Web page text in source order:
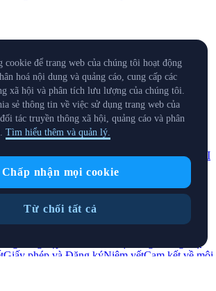
DeFiPayPrimeNFT
dịchThanh toán dành cho Người
Cổng thông tin VIPDự đoán
Cronos zkEVMSDK PaySDK Tác nhân AI
thị trườngTìm hiểuCông cụ chuyển đổi
Tiện ích giáCông cụ Telegram
Giấy phép và Đăng kýNiêm yếtCam kết về môi
cookie để trang web của chúng tôi hoạt động
hoá nội dung và quảng cáo, cung cấp các
xã hội và phân tích lưu lượng của chúng tôi.
sẻ thông tin về việc sử dụng trang web của
tác truyền thông xã hội, quảng cáo và phân
Tìm hiểu thêm và quản lý.
Chấp nhận mọi cookie
Từ chối tất cả